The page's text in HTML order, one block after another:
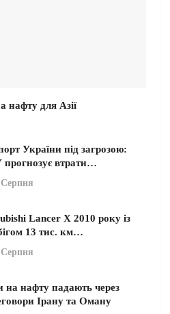
нафту для Азії
України під загрозою:
втрати…
Lancer X 2010 року із
13 тис. км…
на нафту падають через
Ірану та Оману